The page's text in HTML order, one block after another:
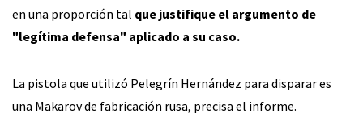
en una proporción tal que justifique el argumento de
"legítima defensa" aplicado a su caso.
La pistola que utilizó Pelegrín Hernández para disparar es
una Makarov de fabricación rusa, precisa el informe.